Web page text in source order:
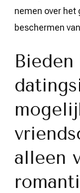
nemen over het
beschermen
alleen